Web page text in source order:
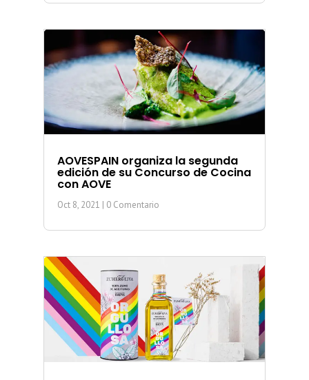
AOVESPAIN organiza la segunda
edición de su Concurso de Cocina
con AOVE
Oct 8, 2021 | 0 Comentario